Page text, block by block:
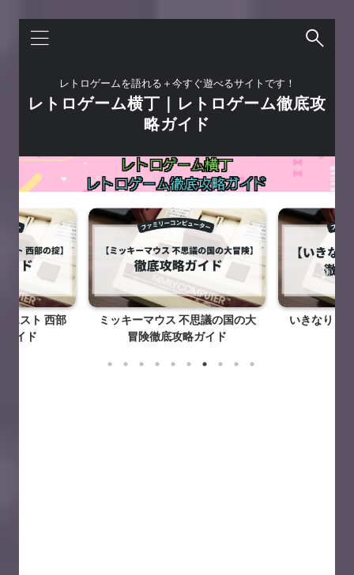
レトロゲームを語れる＋今すぐ遊べるサイトです！
レトロゲーム横丁｜レトロゲーム徹底攻
略ガイド
エスト 西部
ガイド
ミッキーマウス 不思議の国の大
冒険徹底攻略ガイド
いきなりミ